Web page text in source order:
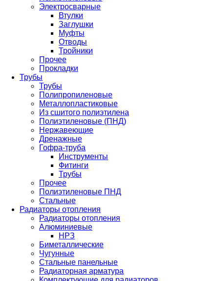
Электросварные
Втулки
Заглушки
Муфты
Отводы
Тройники
Прочее
Прокладки
Трубы
Трубы
Полипропиленовые
Металлопластиковые
Из сшитого полиэтилена
Полиэтиленовые (ПНД)
Нержавеющие
Дренажные
Гофра-труба
Инструменты
Фитинги
Трубы
Прочее
Полиэтиленовые ПНД
Стальные
Радиаторы отопления
Радиаторы отопления
Алюминиевые
НРЗ
Биметаллические
Чугунные
Стальные панельные
Радиаторная арматура